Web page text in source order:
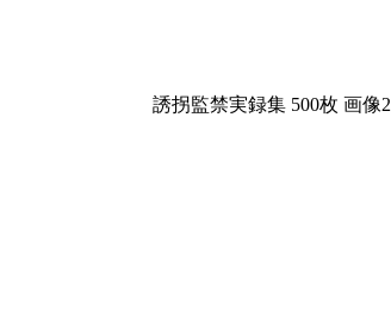
誘拐監禁実録集 500枚 画像2